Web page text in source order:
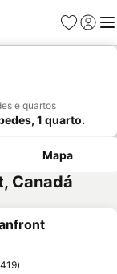
Favoritos
Iniciar
e quartos
1 quarto.
Mapa
Canadá
favoritos